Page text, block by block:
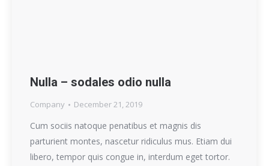
Nulla – sodales odio nulla
Company December 21, 2019
Cum sociis natoque penatibus et magnis dis
parturient montes, nascetur ridiculus mus. Etiam dui
libero, tempor quis congue in, interdum eget tortor.